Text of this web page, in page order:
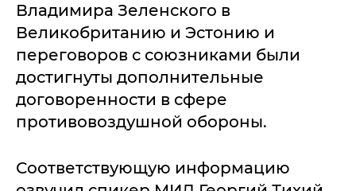
Владимира Зеленского в
Великобританию и Эстонию и
переговоров с союзниками были
достигнуты дополнительные
договоренности в сфере
противовоздушной обороны.
Соответствующую информацию